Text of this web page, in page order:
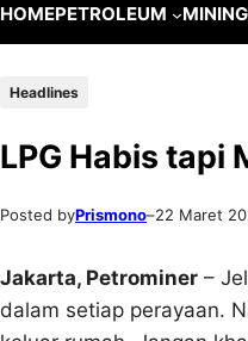
HOMEPETROLEUM MINING
Headlines
LPG Habis tapi
Posted byPrismono–22 Maret
Jakarta, Petrominer –
dalam setiap perayaan.